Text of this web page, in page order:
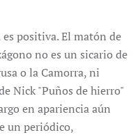
positiva. El matón de
no es un sicario de
o la Camorra, ni
Nick "Puños de hierro"
en apariencia aún
un periódico,